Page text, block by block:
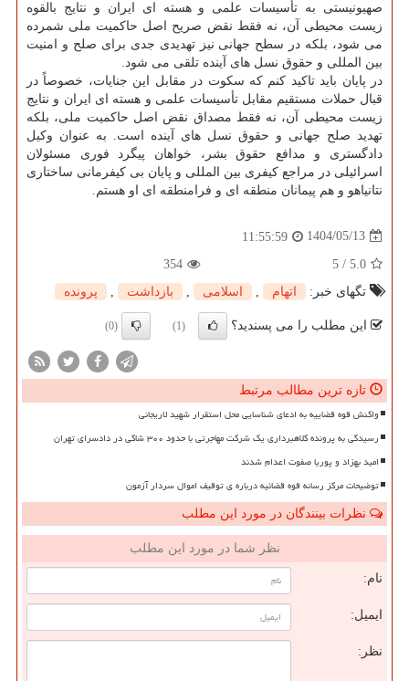
صهیونیستی به تأسیسات علمی و هسته ای ایران و نتایج بالقوه
زیست محیطی آن، نه فقط نقض صریح اصل حاکمیت ملی شمرده
می شود، بلکه در سطح جهانی نیز تهدیدی جدی برای صلح و امنیت
بین المللی و حقوق نسل های آینده تلقی می شود.
در پایان باید تاکید کنم که سکوت در مقابل این جنایات، خصوصاً در
قبال حملات مستقیم مقابل تأسیسات علمی و هسته ای ایران و نتایج
زیست محیطی آن، نه فقط مصداق نقض اصل حاکمیت ملی، بلکه
تهدید صلح جهانی و حقوق نسل های آینده است. به عنوان وکیل
دادگستری و مدافع حقوق بشر، خواهان پیگرد فوری مسئولان
اسرائیلی در مراجع کیفری بین المللی و پایان بی کیفرمانی ساختاری
نتانیاهو و هم پیمانان منطقه ای و فرامنطقه ای او هستم.
1404/05/13
11:55:59
5.0
/
5
354
تگهای خبر:
اتهام , اسلامی , بازداشت , پرونده
این مطلب را می پسندید؟ (1)
(0)
تازه ترین مطالب مرتبط
واکنش قوه قضاییه به ادعای شناسایی محل استقرار شهید لاریجانی
رسیدگی به پرونده کلاهبرداری یک شرکت مهاجرتی با حدود ۳۰۰ شاکی در دادسرای تهران
امید بهزاد و پوریا صفوت اعدام شدند
توضیحات مرکز رسانه قوه قضائیه درباره ی توقیف اموال سردار آزمون
نظرات بینندگان در مورد این مطلب
نظر شما در مورد این مطلب
نام:
ایمیل:
نظر: